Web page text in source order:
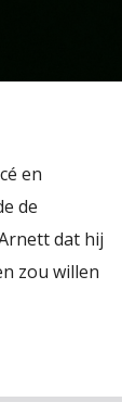
en
de
dat hij
zou willen